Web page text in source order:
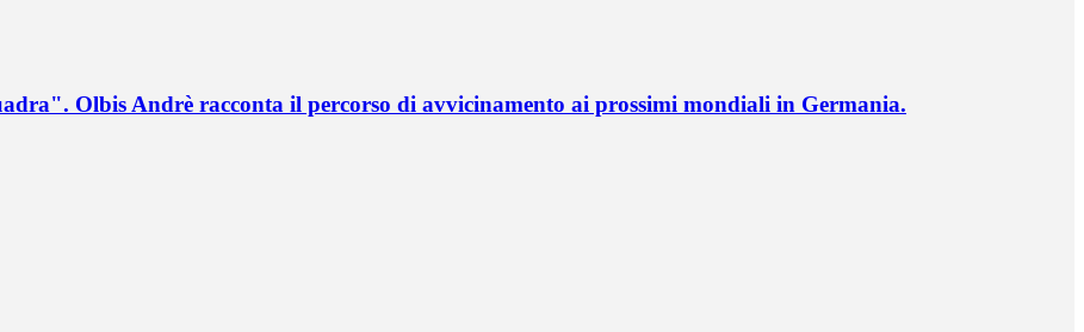
Olbis Andrè racconta il percorso di avvicinamento ai prossimi mondiali in Germania.